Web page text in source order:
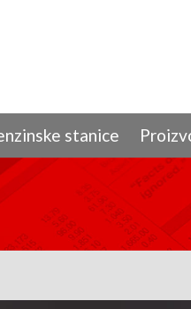
stanice